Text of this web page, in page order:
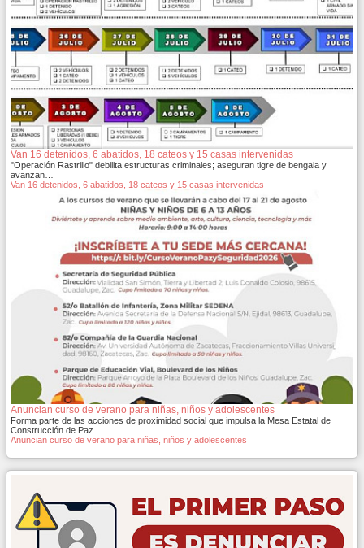
Van 16 detenidos, 6 abatidos, 18 cateos y 15 casas intervenidas
"Operación Rastrillo" debilita estructuras criminales; aseguran tigre de bengala y
avanzan…
Van 16 detenidos, 6 abatidos, 18 cateos y 15 casas intervenidas
Anuncian curso de verano para niñas, niños y adolescentes
Forma parte de las acciones de proximidad social que impulsa la Mesa Estatal de
Construcción de Paz
Anuncian curso de verano para niñas, niños y adolescentes